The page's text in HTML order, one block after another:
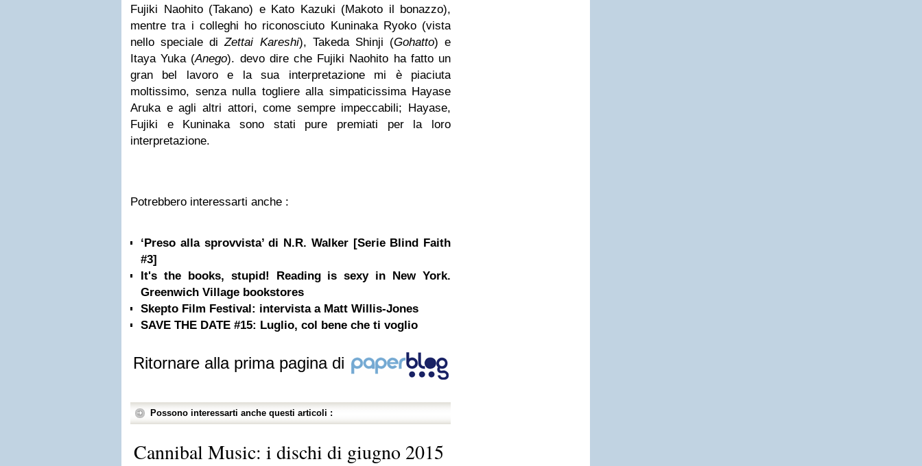
Fujiki Naohito (Takano) e Kato Kazuki (Makoto il bonazzo),
mentre tra i colleghi ho riconosciuto Kuninaka Ryoko (vista
nello speciale diZettai Kareshi), Takeda Shinji (Gohatto) e
Itaya Yuka (Anego). devo dire che Fujiki Naohito ha fatto un
gran bel lavoro e la sua interpretazione mi è piaciuta
moltissimo, senza nulla togliere alla simpaticissima Hayase
Aruka e agli altri attori, come sempre impeccabili; Hayase,
Fujiki e Kuninaka sono stati pure premiati per la loro
interpretazione.
Potrebbero interessarti anche :
‘Preso alla sprovvista’ di N.R. Walker [Serie Blind Faith
#3]
It's the books, stupid! Reading is sexy in New York.
Greenwich Village bookstores
Skepto Film Festival: intervista a Matt Willis-Jones
SAVE THE DATE #15: Luglio, col bene che ti voglio
Ritornare alla prima pagina di
Possono interessarti anche questi articoli :
Cannibal Music: i dischi di giugno 2015